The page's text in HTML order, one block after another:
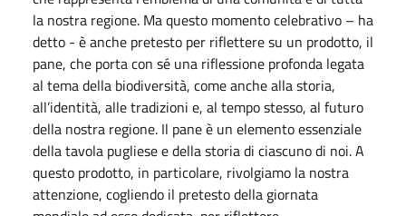
la nostra regione. Ma questo momento celebrativo – ha
detto - è anche pretesto per riflettere su un prodotto, il
pane, che porta con sé una riflessione profonda legata
al tema della biodiversità, come anche alla storia,
all’identità, alle tradizioni e, al tempo stesso, al futuro
della nostra regione. Il pane è un elemento essenziale
della tavola pugliese e della storia di ciascuno di noi. A
questo prodotto, in particolare, rivolgiamo la nostra
attenzione, cogliendo il pretesto della giornata